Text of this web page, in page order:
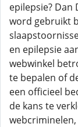
epilepsie? Dan
word gebruikt
en epilepsie
webwinkel
te bepalen of
een officieel
de kans te